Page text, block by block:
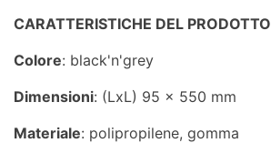
CARATTERISTICHE DEL PRODOTTO
Colore: black'n'grey
Dimensioni: (LxL) 95 x 550 mm
Materiale: polipropilene, gomma